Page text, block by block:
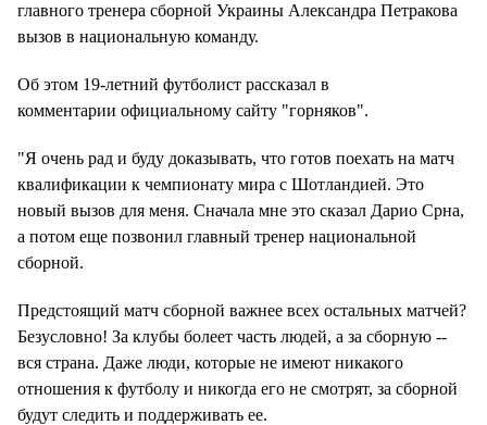
главного тренера сборной Украины Александра Петракова
вызов в национальную команду.
Об этом 19-летний футболист рассказал в
комментарии официальному сайту "горняков".
"Я очень рад и буду доказывать, что готов поехать на матч
квалификации к чемпионату мира с Шотландией. Это
новый вызов для меня. Сначала мне это сказал Дарио Срна,
а потом еще позвонил главный тренер национальной
сборной.
Предстоящий матч сборной важнее всех остальных матчей?
Безусловно! За клубы болеет часть людей, а за сборную --
вся страна. Даже люди, которые не имеют никакого
отношения к футболу и никогда его не смотрят, за сборной
будут следить и поддерживать ее.